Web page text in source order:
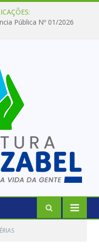
Pública Nº 01/2026